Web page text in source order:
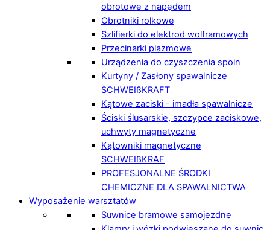
obrotowe z napędem
Obrotniki rolkowe
Szlifierki do elektrod wolframowych
Przecinarki plazmowe
Urządzenia do czyszczenia spoin
Kurtyny / Zasłony spawalnicze
SCHWEIßKRAFT
Kątowe zaciski - imadła spawalnicze
Ściski ślusarskie, szczypce zaciskowe,
uchwyty magnetyczne
Kątowniki magnetyczne
SCHWEIßKRAF
PROFESJONALNE ŚRODKI
CHEMICZNE DLA SPAWALNICTWA
Wyposażenie warsztatów
Suwnice bramowe samojezdne